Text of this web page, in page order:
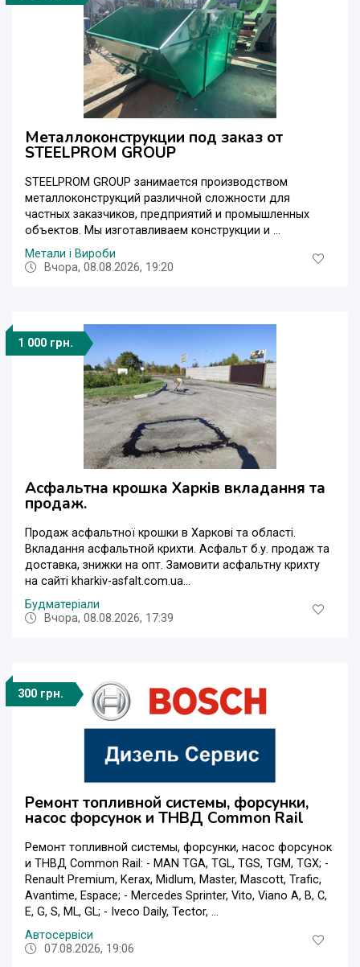
Металлоконструкции под заказ от
STEELPROM GROUP
STEELPROM GROUP занимается производством
металлоконструкций различной сложности для
частных заказчиков, предприятий и промышленных
объектов. Мы изготавливаем конструкции и ...
Метали і Вироби
Вчора, 08.08.2026, 19:20
1 000 грн.
Асфальтна крошка Харків вкладання та
продаж.
Продаж асфальтної крошки в Харкові та області.
Вкладання асфальтной крихти. Асфальт б.у. продаж та
доставка, знижки на опт. Замовити асфальтну крихту
на сайті kharkiv-asfalt.com.ua...
Будматеріали
Вчора, 08.08.2026, 17:39
300 грн.
Ремонт топливной системы, форсунки,
насос форсунок и ТНВД Common Rail
Ремонт топливной системы, форсунки, насос форсунок
и ТНВД Common Rail: - MAN TGA, TGL, TGS, TGM, TGX; -
Renault Premium, Kerax, Midlum, Master, Mascott, Trafic,
Avantime, Espace; - Mercedes Sprinter, Vito, Viano A, B, C,
E, G, S, ML, GL; - Iveco Daily, Tector, ...
Автосервіси
07.08.2026, 19:06